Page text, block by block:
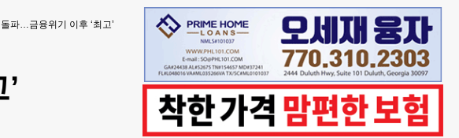
파…금융위기 이후 ‘최고’